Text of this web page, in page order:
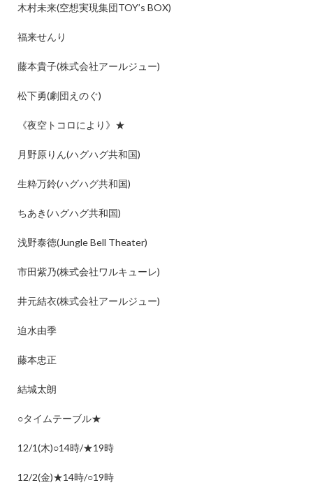
木村未来(空想実現集団TOY’s BOX)
福来せんり
藤本貴子(株式会社アールジュー)
松下勇(劇団えのぐ)
《夜空トコロにより》 ★
月野原りん(ハグハグ共和国)
生粋万鈴(ハグハグ共和国)
ちあき(ハグハグ共和国)
浅野泰徳(Jungle Bell Theater)
市田紫乃(株式会社ワルキューレ)
井元結衣(株式会社アールジュー)
迫水由季
藤本忠正
結城太朗
○タイムテーブル★
12/1(木)○14時/★19時
12/2(金)★14時/○19時